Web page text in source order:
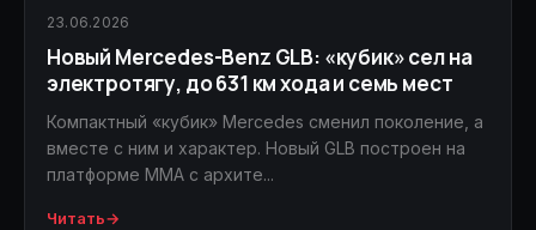
23.06.2026
Новый Mercedes-Benz GLB: «кубик» сел на
электротягу, до 631 км хода и семь мест
Компактный «кубик» Mercedes сменил поколение, а
вместе с ним и характер. Новый GLB построен на
платформе MMA с архите...
Читать→